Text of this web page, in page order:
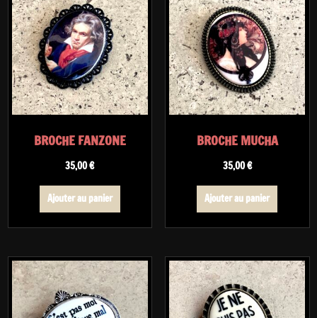
BROCHE FANZONE
35,00€
Ajouter au panier
BROCHE MUCHA
35,00€
Ajouter au panier